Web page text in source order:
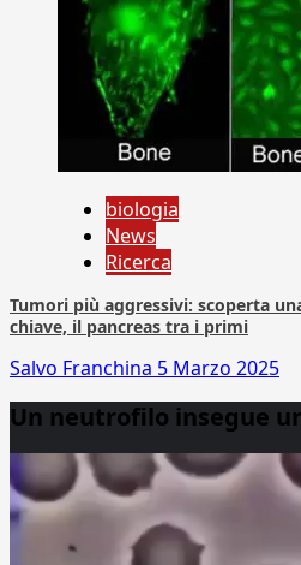
biologia
News
Ricerca
Tumori più aggressivi: scoperta
chiave, il pancreas tra i primi
Salvo Franchina 5 Marzo 2025
Un neutrofilo insegue
Player